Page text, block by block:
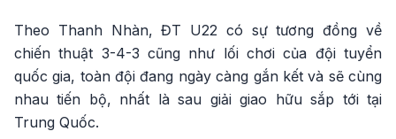
Theo Thanh Nhàn, ĐT U22 có sự tương đồng về
chiến thuật 3-4-3 cũng như lối chơi của đội tuyển
quốc gia, toàn đội đang ngày càng gắn kết và sẽ cùng
nhau tiến bộ, nhất là sau giải giao hữu sắp tới tại
Trung Quốc.